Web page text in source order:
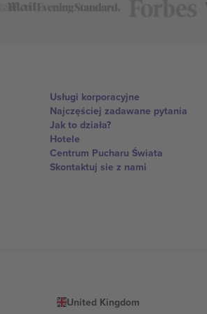
Usługi korporacyjne
Najczęściej zadawane pytania
Jak to działa?
Hotele
Centrum Pucharu Świata
Skontaktuj sie z nami
United Kingdom